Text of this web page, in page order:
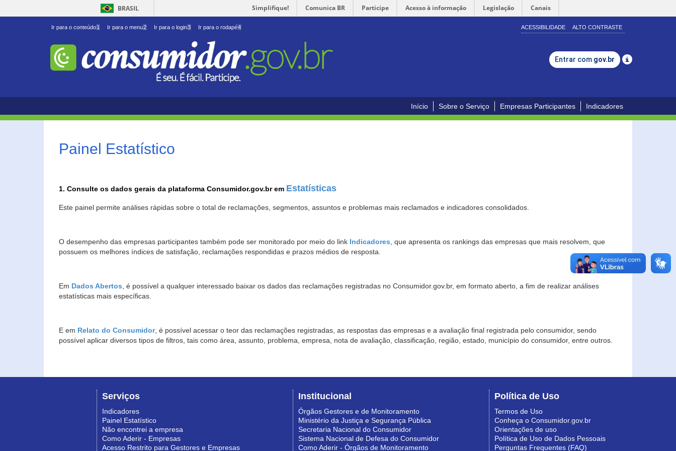
BRASIL Simplifique! Comunica BR Participe Acesso à informação Legislação Canais
Ir para o conteúdo1 Ir para o menu2 Ir para o login3 Ir para o rodapé4 ACESSIBILIDADE ALTO CONTRASTE
Entrar com gov.br
Início Sobre o Serviço Empresas Participantes Indicadores
Painel Estatístico
1. Consulte os dados gerais da plataforma Consumidor.gov.br em Estatísticas
Este painel permite análises rápidas sobre o total de reclamações, segmentos, assuntos e problemas mais reclamados e indicadores consolidados.
O desempenho das empresas participantes também pode ser monitorado por meio do link Indicadores, que apresenta os rankings das empresas que mais resolvem, que
possuem os melhores índices de satisfação, reclamações respondidas e prazos médios de resposta.
Em Dados Abertos, é possível a qualquer interessado baixar os dados das reclamações registradas no Consumidor.gov.br, em formato aberto, a fim de realizar análises
estatísticas mais específicas.
E em Relato do Consumidor, é possível acessar o teor das reclamações registradas, as respostas das empresas e a avaliação final registrada pelo consumidor, sendo
possível aplicar diversos tipos de filtros, tais como área, assunto, problema, empresa, nota de avaliação, classificação, região, estado, município do consumidor, entre outros.
Serviços
Indicadores
Painel Estatístico
Não encontrei a empresa
Como Aderir - Empresas
Acesso Restrito para Gestores e Empresas
Institucional
Órgãos Gestores e de Monitoramento
Ministério da Justiça e Segurança Pública
Secretaria Nacional do Consumidor
Sistema Nacional de Defesa do Consumidor
Como Aderir - Órgãos de Monitoramento
Política de Uso
Termos de Uso
Conheça o Consumidor.gov.br
Orientações de uso
Política de Uso de Dados Pessoais
Perguntas Frequentes (FAQ)